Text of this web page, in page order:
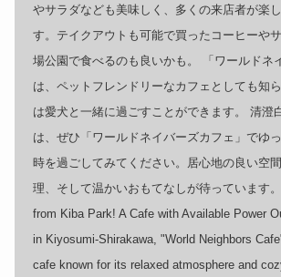
やサラダなども美味しく、多くの来店者が楽
す。テイクアウトも可能で買ったコーヒーや
場公園で食べるのも良いかも。 「ワールドネ
は、ペットフレンドリーなカフェとしても知
は愛犬と一緒に過ごすことができます。 清澄
は、ぜひ「ワールドネイバーズカフェ」でゆ
時を過ごしてみてください。居心地の良い空
理、そして温かいおもてなしが待っています
from Kiba Park! A Cafe with Available Power
in Kiyosumi-Shirakawa, "World Neighbors
cafe known for its relaxed atmosphere and